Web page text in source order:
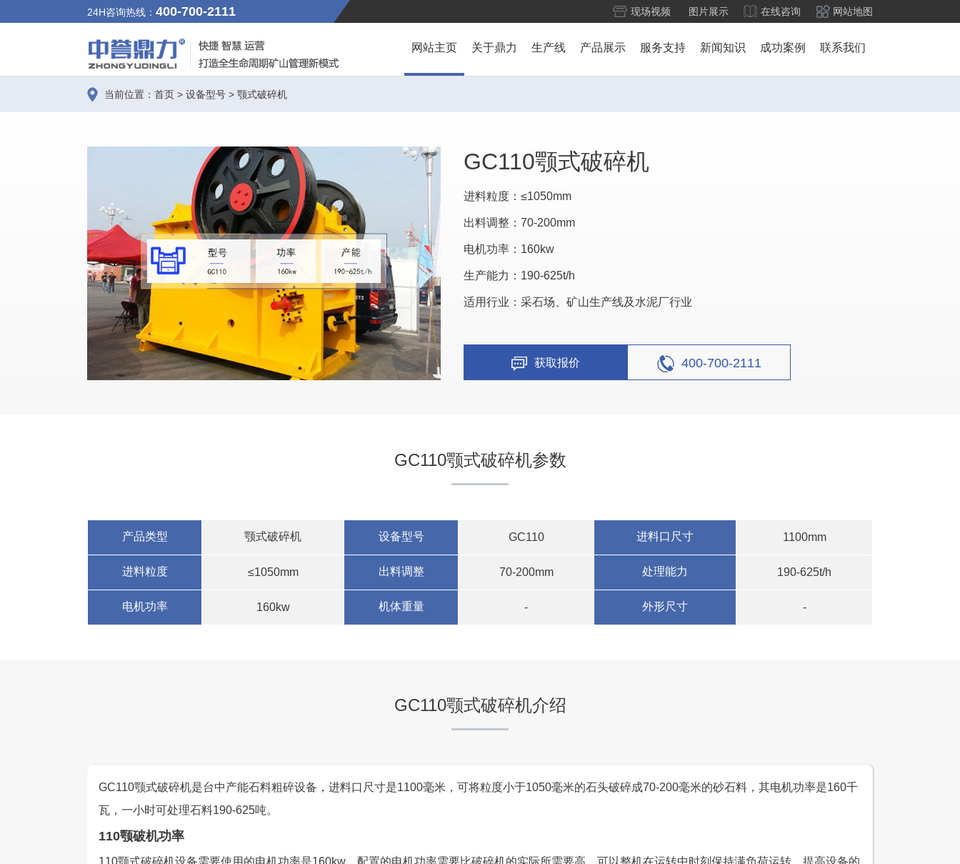
24H咨询热线： 400-700-2111 现场视频 图片展示 在线咨询 网站地图
网站主页 关于鼎力 生产线 产品展示 服务支持 新闻知识 成功案例 联系我们
当前位置： 首页 > 设备型号 > 颚式破碎机
GC110颚式破碎机
进料粒度：≤1050mm
出料调整：70-200mm
电机功率：160kw
生产能力：190-625t/h
适用行业：采石场、矿山生产线及水泥厂行业
获取报价 400-700-2111
GC110颚式破碎机参数
产品类型 颚式破碎机 设备型号 GC110 进料口尺寸 1100mm
进料粒度 ≤1050mm 出料调整 70-200mm 处理能力 190-625t/h
电机功率 160kw 机体重量 - 外形尺寸 -
GC110颚式破碎机介绍
GC110颚式破碎机是台中产能石料粗碎设备，进料口尺寸是1100毫米，可将粒度小于1050毫米的石头破碎成70-200毫米的砂石料，其电机功率是160千
瓦，一小时可处理石料190-625吨。
110颚破机功率